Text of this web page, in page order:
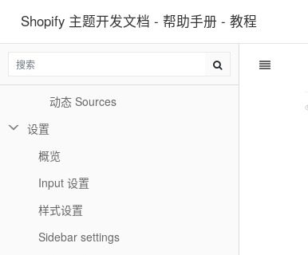
Shopify 主题开发文档 - 帮助手册 - 教程
Block schema
Theme block targeting
动态 Sources
设置
概览
Input 设置
样式设置
Sidebar settings